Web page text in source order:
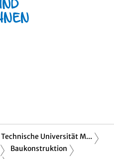
Technische Universität M...
Baukonstruktion